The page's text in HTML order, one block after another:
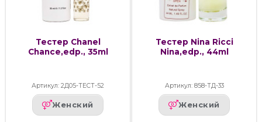
Тестер Chanel
Chance,edp., 35ml
Артикул: 2Д05-ТЕСТ-52
Женский
Тестер Nina Ricci
Nina,edp., 44ml
Артикул: 858-ТД-33
Женский